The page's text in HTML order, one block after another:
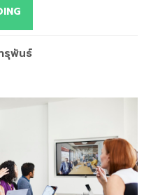
รุพันธ์